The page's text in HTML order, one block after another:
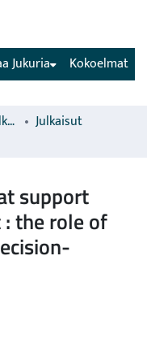
Kokoelmat
Jukuria
Luonnonvarakeskuksen julkaisut
Julkaisut
support
the role of